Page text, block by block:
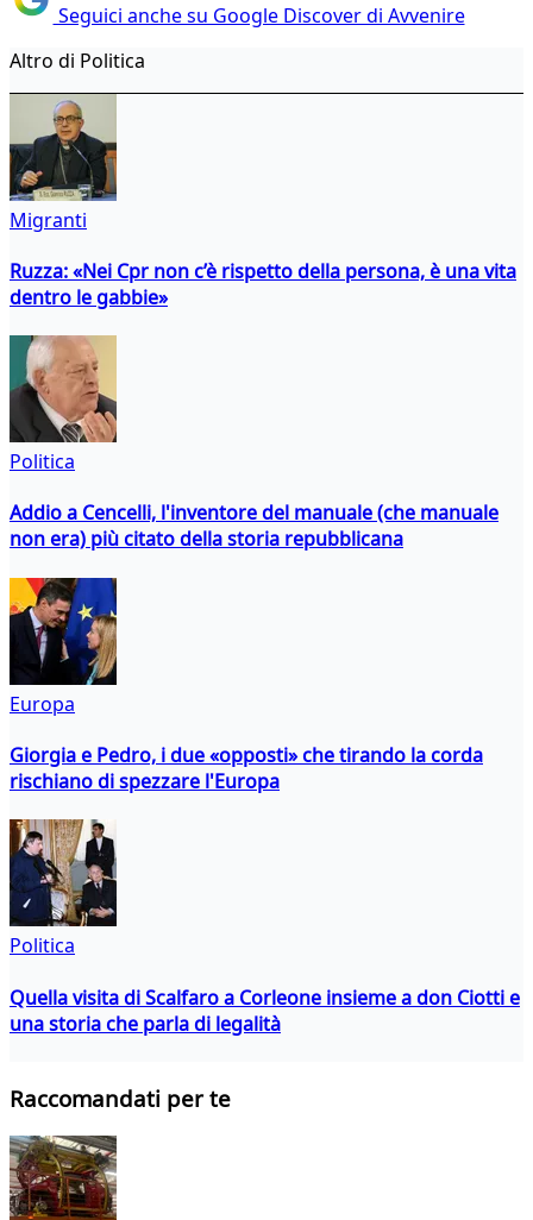
Seguici anche su Google Discover di Avvenire
Altro di Politica
Migranti
Ruzza: «Nei Cpr non c’è rispetto della persona, è una vita
dentro le gabbie»
Politica
Addio a Cencelli, l'inventore del manuale (che manuale
non era) più citato della storia repubblicana
Europa
Giorgia e Pedro, i due «opposti» che tirando la corda
rischiano di spezzare l'Europa
Politica
Quella visita di Scalfaro a Corleone insieme a don Ciotti e
una storia che parla di legalità
Raccomandati per te